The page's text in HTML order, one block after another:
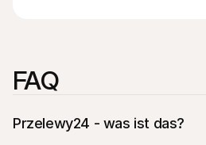
FAQ
Przelewy24 - was ist das?